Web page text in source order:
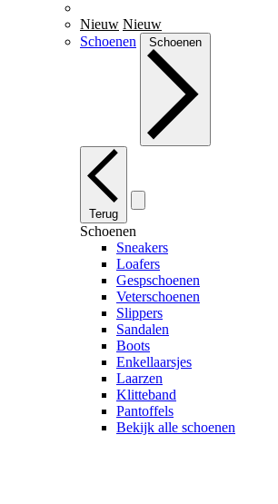
Nieuw Nieuw
Schoenen
Schoenen
Terug
Schoenen
Sneakers
Loafers
Gespschoenen
Veterschoenen
Slippers
Sandalen
Boots
Enkellaarsjes
Laarzen
Klitteband
Pantoffels
Bekijk alle schoenen